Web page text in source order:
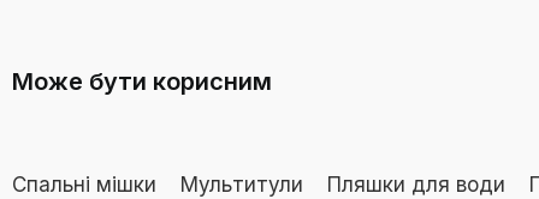
Може бути корисним
Спальні мішки Мультитули Пляшки для води